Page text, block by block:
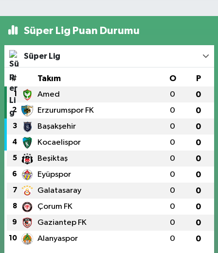
Süper Lig Puan Durumu
Süper Lig
# Takım O P
1 Amed 0 0
2 Erzurumspor FK 0 0
3 Başakşehir 0 0
4 Kocaelispor 0 0
5 Beşiktaş 0 0
6 Eyüpspor 0 0
7 Galatasaray 0 0
8 Çorum FK 0 0
9 Gaziantep FK 0 0
10 Alanyaspor 0 0